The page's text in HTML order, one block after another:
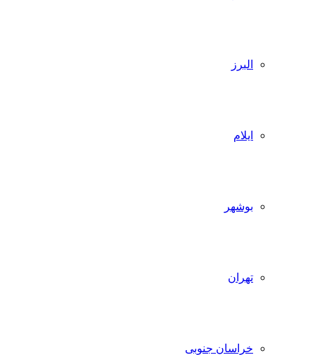
البرز
ایلام
بوشهر
تهران
خراسان جنوبی